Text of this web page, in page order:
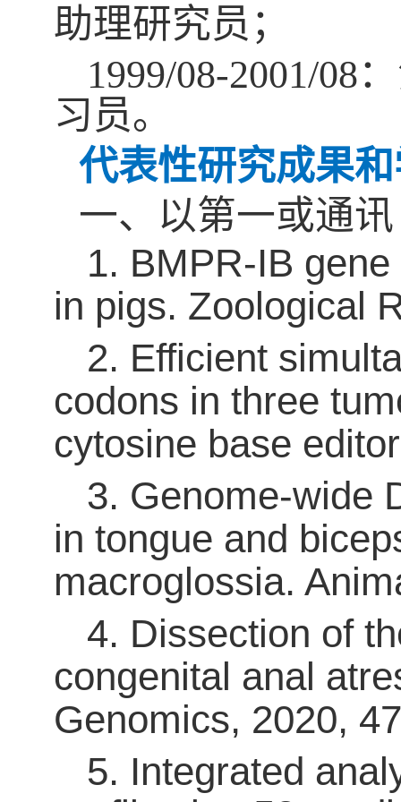
助理研究员；
1999/08-2001/08
习员。
代表性研究成果
一、以第一或通
1. BMPR-IB
in pigs. Zoological
2. Efficient
codons in three
cytosine base
3. Genome-wide
in tongue and
macroglossia.
4. Dissection of
congenital anal
Genomics, 2020,
5. Integrated